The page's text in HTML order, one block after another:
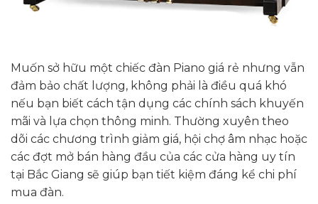
Muốn sở hữu một chiếc đàn Piano giá rẻ nhưng vẫn
đảm bảo chất lượng, không phải là điều quá khó
nếu bạn biết cách tận dụng các chính sách khuyến
mãi và lựa chọn thông minh. Thường xuyên theo
dõi các chương trình giảm giá, hội chợ âm nhạc hoặc
các đợt mở bán hàng đầu của các cửa hàng uy tín
tại Bắc Giang sẽ giúp bạn tiết kiệm đáng kể chi phí
mua đàn.